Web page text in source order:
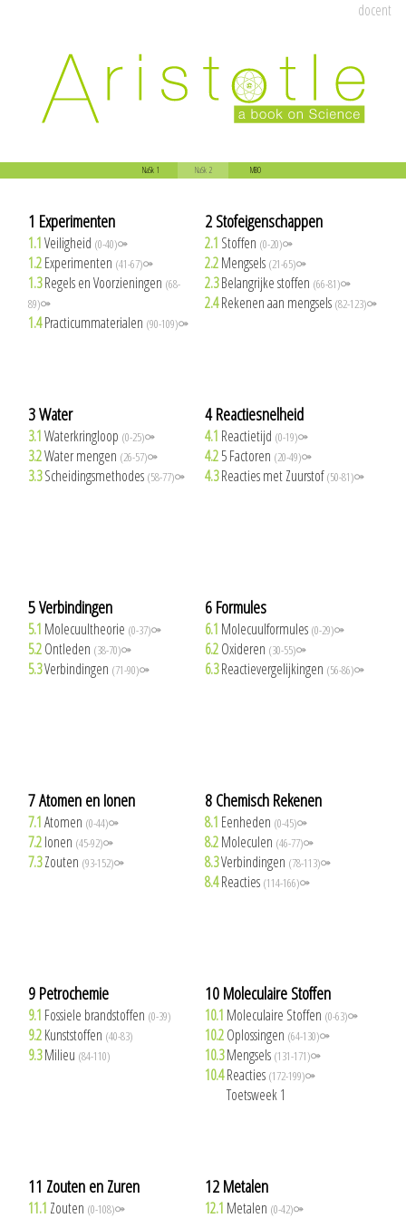
docent
NaSk 1 NaSk 2 MBO
1 Experimenten
1.1Veiligheid (0-40)⚩
1.2Experimenten (41-67)⚩
1.3Regels en Voorzieningen (68-
89)⚩
1.4Practicummaterialen (90-109)⚩
2 Stofeigenschappen
2.1 Stoffen (0-20)⚩
2.2Mengsels (21-65)⚩
2.3Belangrijke stoffen (66-81)⚩
2.4Rekenen aan mengsels (82-123)⚩
3 Water
3.1Waterkringloop (0-25)⚩
3.2Water mengen (26-57)⚩
3.3Scheidingsmethodes (58-77)⚩
4 Reactiesnelheid
4.1 Reactietijd (0-19)⚩
4.25 Factoren (20-49)⚩
4.3Reacties met Zuurstof(50-81)⚩
5 Verbindingen
5.1 Molecuultheorie (0-37)⚩
5.2Ontleden (38-70)⚩
5.3Verbindingen (71-90)⚩
6 Formules
6.1 Molecuulformules (0-29)⚩
6.2Oxideren (30-55)⚩
6.3Reactievergelijkingen (56-86)⚩
7 Atomen en Ionen
7.1Atomen (0-44)⚩
7.2Ionen (45-92)⚩
7.3Zouten (93-152)⚩
8 Chemisch Rekenen
8.1 Eenheden (0-45)⚩
8.2Moleculen (46-77)⚩
8.3Verbindingen (78-113)⚩
8.4Reacties (114-166)⚩
9 Petrochemie
9.1 Fossiele brandstoffen (0-39)
9.2Kunststoffen (40-83)
9.3Milieu (84-110)
10 Moleculaire Stoffen
10.1 Moleculaire Stoffen (0-63)⚩
10.2Oplossingen (64-130)⚩
10.3Mengsels (131-171)⚩
10.4Reacties (172-199)⚩
10.5Toetsweek 1
11 Zouten en Zuren
11.1 Zouten (0-108)⚩
12 Metalen
12.1 Metalen (0-42)⚩